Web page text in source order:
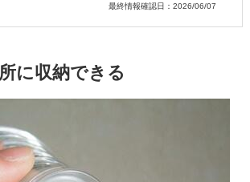
最終情報確認日：2026/06/07
に収納できる